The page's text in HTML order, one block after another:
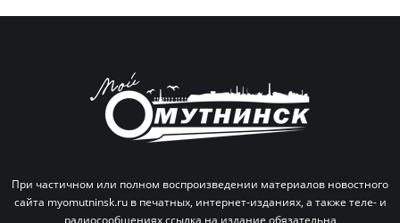
При частичном или полном воспроизведении материалов новостного
сайта myomutninsk.ru в печатных, интернет-изданиях, а также теле- и